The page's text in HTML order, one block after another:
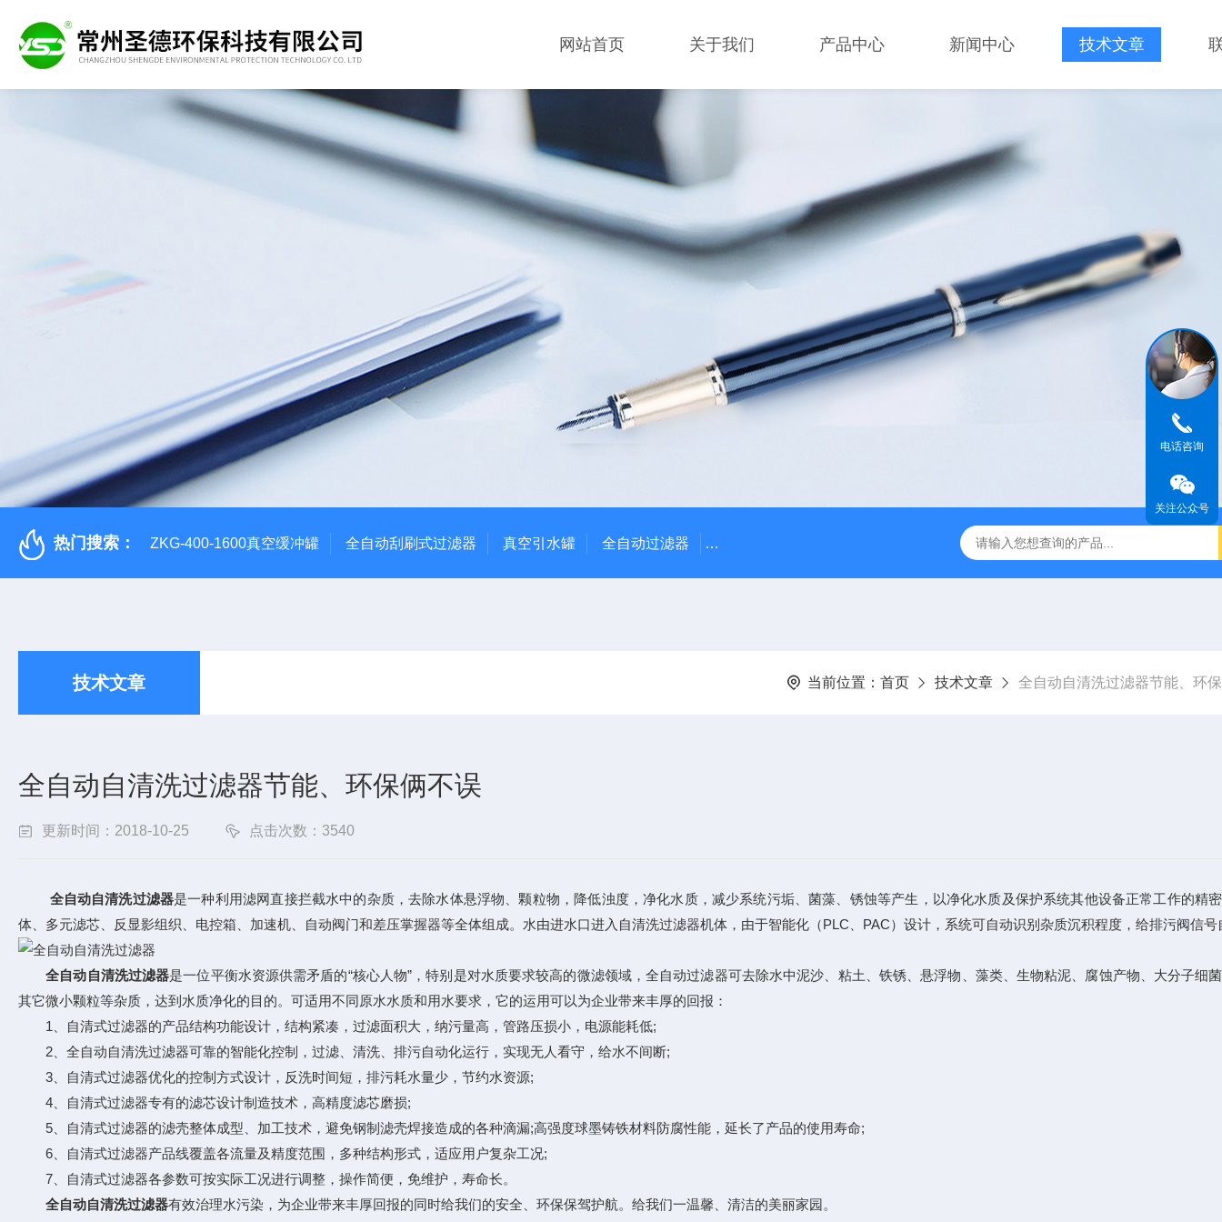
网站首页 关于我们 产品中心 新闻中心 技术文章
热门搜索： ZKG-400-1600真空缓冲罐 全自动刮刷式过滤器 真空引水罐 全自动过滤器 全自动自清洗过滤器 全自动管道过滤器 电子水处理器
技术文章 当前位置： 首页 技术文章 全自动自清洗过滤器节能、环
全自动自清洗过滤器节能、环保俩不误
更新时间：2018-10-25 点击次数：3540
全自动自清洗过滤器是一种利用滤网直接拦截水中的杂质，去除水体悬浮物、颗粒物，降低浊度，净化水质，减少系统污垢、菌藻、锈蚀等产生，以净化水质及保护系统其他设备正常工作的精
体、多元滤芯、反显影组织、电控箱、加速机、自动阀门和差压掌握器等全体组成。水由进水口进入自清洗过滤器机体，由于智能化（PLC、PAC）设计，系统可自动识别杂质沉积程度，给排污阀信号
全自动自清洗过滤器是一位平衡水资源供需矛盾的“核心人物”，特别是对水质要求较高的微滤领域，全自动过滤器可去除水中泥沙、粘土、铁锈、悬浮物、藻类、生物粘泥、腐蚀产物、大分子细
其它微小颗粒等杂质，达到水质净化的目的。可适用不同原水水质和用水要求，它的运用可以为企业带来丰厚的回报：
1、自清式过滤器的产品结构功能设计，结构紧凑，过滤面积大，纳污量高，管路压损小，电源能耗低;
2、全自动自清洗过滤器可靠的智能化控制，过滤、清洗、排污自动化运行，实现无人看守，给水不间断;
3、自清式过滤器优化的控制方式设计，反洗时间短，排污耗水量少，节约水资源;
4、自清式过滤器专有的滤芯设计制造技术，高精度滤芯磨损;
5、自清式过滤器的滤壳整体成型、加工技术，避免钢制滤壳焊接造成的各种滴漏;高强度球墨铸铁材料防腐性能，延长了产品的使用寿命;
6、自清式过滤器产品线覆盖各流量及精度范围，多种结构形式，适应用户复杂工况;
7、自清式过滤器各参数可按实际工况进行调整，操作简便，免维护，寿命长。
全自动自清洗过滤器有效治理水污染，为企业带来丰厚回报的同时给我们的安全、环保保驾护航。给我们一温馨、清洁的美丽家园。
电话咨询
关注公众号